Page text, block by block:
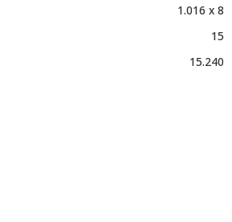
1.016 x 8
15
15.240